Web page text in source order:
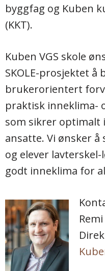
byggfag og Kuben
(KKT).
Kuben VGS skole
SKOLE-prosjektet å
brukerorientert
praktisk inneklima-
som sikrer optimalt
ansatte. Vi ønsker å
og elever
godt inneklima for